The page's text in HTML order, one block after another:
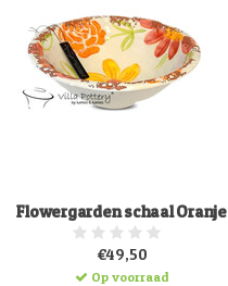
Flowergarden schaal Oranje
€49,50
Op voorraad